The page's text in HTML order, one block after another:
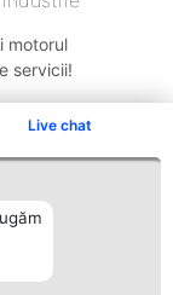
Live chat
motorul
servicii!